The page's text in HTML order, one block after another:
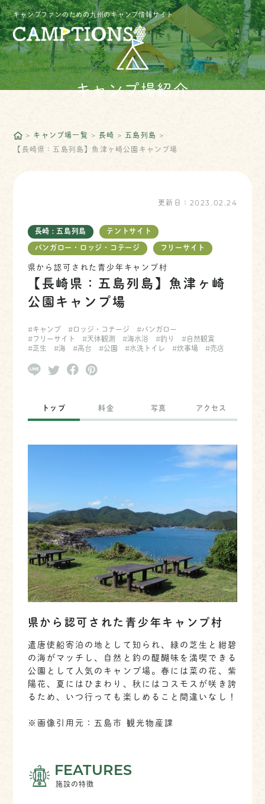
キャンプファンのための九州のキャンプ情報サイト
キャンプ場紹介
キャンプ場一覧 長崎
五島列島
【長崎県：五島列島】魚津ヶ崎公園キャンプ場
更新日： 2023.02.24
長崎 : 五島列島 テントサイト
バンガロー・ロッジ・コテージ フリーサイト
県から認可された青少年キャンプ村
【長崎県：五島列島】魚津ヶ崎
公園キャンプ場
#キャンプ #ロッジ・コテージ
#バンガロー
#フリーサイト
#天体観測 #海水浴 #釣り
#自然観賞
#芝生
#海 #高台 #公園 #水洗トイレ #炊事場 #売店
トップ 料金 写真 アクセス
県から認可された青少年キャンプ村
遣唐使船寄泊の地として知られ、緑の芝生と紺碧
の海がマッチし、自然と釣の醍醐味を満喫できる
公園として人気のキャンプ場。春には菜の花、紫
陽花、夏にはひまわり、秋にはコスモスが咲き誇
るため、いつ行っても楽しめること間違いなし！
※画像引用元：五島市 観光物産課
FEATURES
施設の特徴